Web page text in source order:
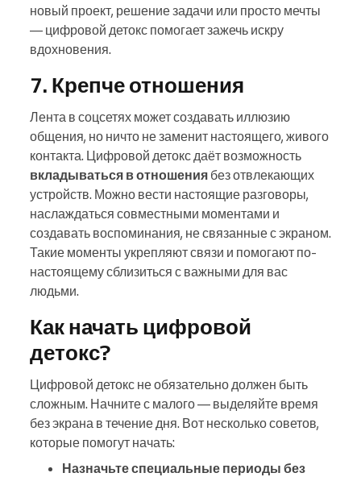
новый проект, решение задачи или просто мечты
— цифровой детокс помогает зажечь искру
вдохновения.
7. Крепче отношения
Лента в соцсетях может создавать иллюзию
общения, но ничто не заменит настоящего, живого
контакта. Цифровой детокс даёт возможность
вкладываться в отношения без отвлекающих
устройств. Можно вести настоящие разговоры,
наслаждаться совместными моментами и
создавать воспоминания, не связанные с экраном.
Такие моменты укрепляют связи и помогают по-
настоящему сблизиться с важными для вас
людьми.
Как начать цифровой
детокс?
Цифровой детокс не обязательно должен быть
сложным. Начните с малого — выделяйте время
без экрана в течение дня. Вот несколько советов,
которые помогут начать:
Назначьте специальные периоды без